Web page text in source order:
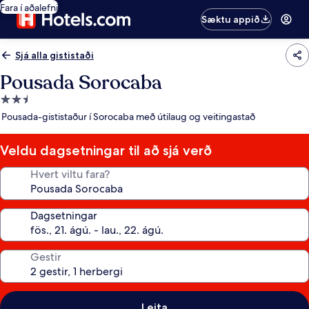
Fara í aðalefni
Sæktu appið
Sjá alla gististaði
Pousada Sorocaba
2.5
stjörnu
Pousada-gististaður í Sorocaba með útilaug og veitingastað
Veldu dagsetningar til að sjá verð
Hvert viltu fara?
Dagsetningar
Gestir